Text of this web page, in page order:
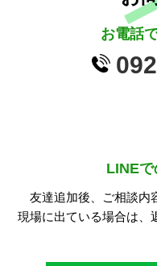
お電話
LINE
友達追加後、ご相談内
現場に出ている場合は、